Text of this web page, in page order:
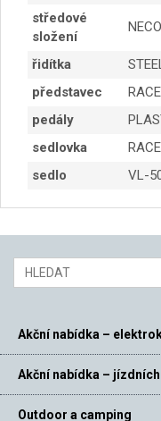
středové
složení
řidítka
představec
pedály
sedlovka
sedlo
VL-
Akční nabídka –
Akční nabídka – jízdních
Outdoor a camping